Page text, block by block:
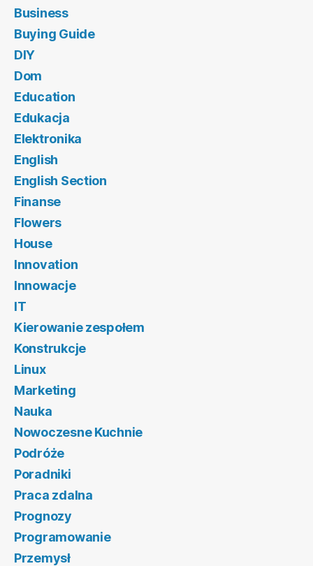
Business
Buying Guide
DIY
Dom
Education
Edukacja
Elektronika
English
English Section
Finanse
Flowers
House
Innovation
Innowacje
IT
Kierowanie zespołem
Konstrukcje
Linux
Marketing
Nauka
Nowoczesne Kuchnie
Podróże
Poradniki
Praca zdalna
Prognozy
Programowanie
Przemysł